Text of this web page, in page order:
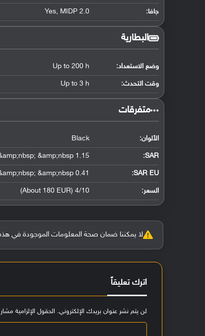
جافا: Yes, MIDP 2.0
البطارية
وضع الاستعداد: Up to 200 h
وقت التحدث: Up to 3 h
‏متفرقات‏
الألوان: Black
SAR
:
1.15 W/kg (head) &amp;nbsp; &amp;nbsp; 0.39 W/kg (body) &amp;nbsp; &amp;nbsp;
SAR EU:
0.41 W/kg (head) &amp;nbsp; &amp;nbsp;
السعر: 4/10 (About 180 EUR)
لا يمكننا ضمان صحة المعلومات الموجودة في هذه الصفحة بنسبة
اترك تعليقاً
لن يتم نشر عنوان بريدك الإلكتروني. الحقول الإلزامية مشار